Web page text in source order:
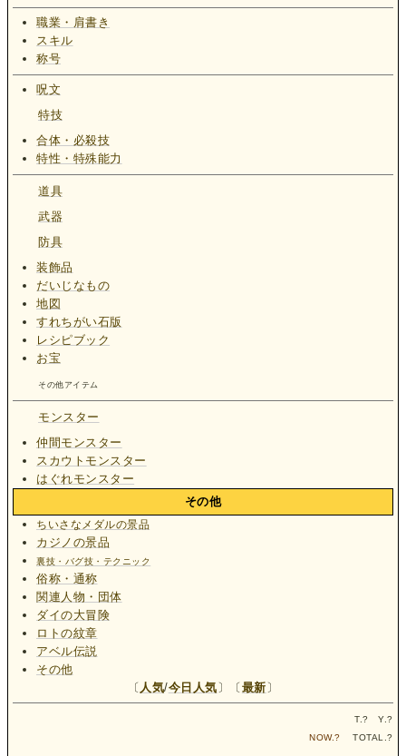
職業・肩書き
スキル
称号
呪文
特技
合体・必殺技
特性・特殊能力
道具
武器
防具
装飾品
だいじなもの
地図
すれちがい石版
レシピブック
お宝
その他アイテム
モンスター
仲間モンスター
スカウトモンスター
はぐれモンスター
その他
ちいさなメダルの景品
カジノの景品
裏技・バグ技・テクニック
俗称・通称
関連人物・団体
ダイの大冒険
ロトの紋章
アベル伝説
その他
〔 人気/今日人気〕〔最新〕
T.? Y.?
NOW.? TOTAL.?